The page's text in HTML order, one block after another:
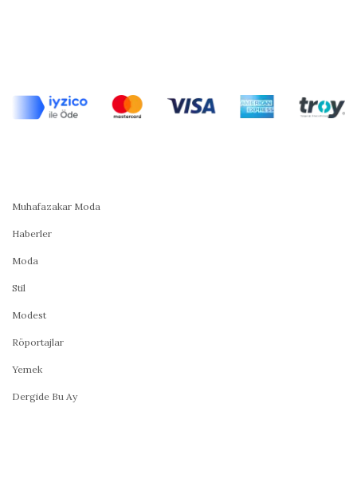
Muhafazakar Moda
Haberler
Moda
Stil
Modest
Röportajlar
Yemek
Dergide Bu Ay